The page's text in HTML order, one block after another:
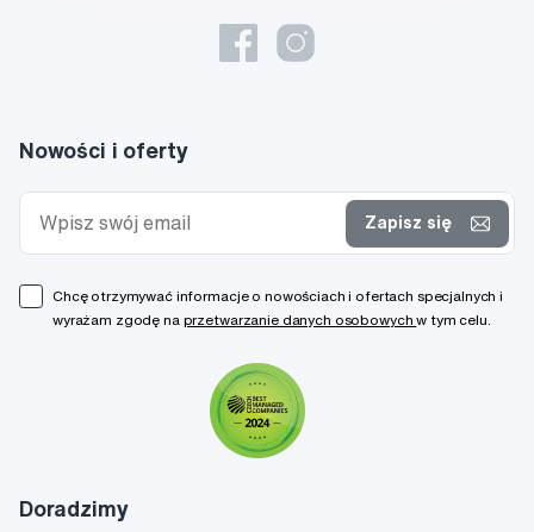
Doradzimy
Nowości i oferty
Zapisz się
Chcę otrzymywać informacje o nowościach i ofertach specjalnych i
wyrażam zgodę na przetwarzanie danych osobowychw tym celu.